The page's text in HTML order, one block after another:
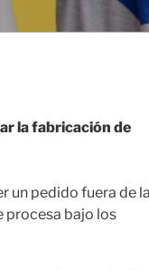
la fabricación de
un pedido fuera de
procesa bajo los